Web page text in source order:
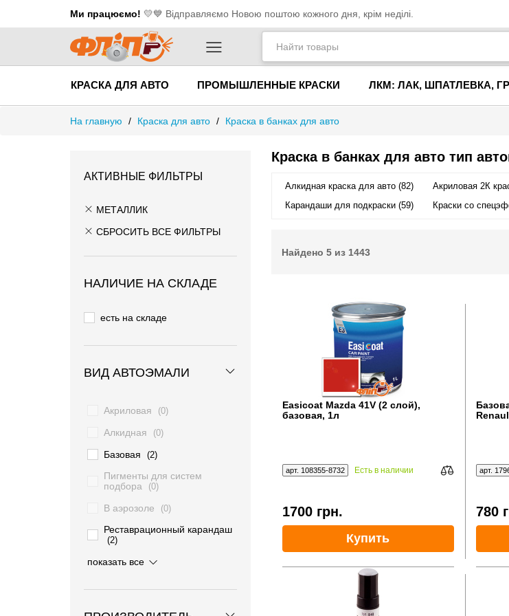
Ми працюємо! 💛​💙 Відправляємо Новою поштою кожного дня, крім неділі.
КРАСКА ДЛЯ АВТО ПРОМЫШЛЕННЫЕ КРАСКИ ЛКМ: ЛАК, ШПАТЛЕВКА,
На главную / Краска для авто / Краска в банках для авто
АКТИВНЫЕ ФИЛЬТРЫ
МЕТАЛЛИК
СБРОСИТЬ ВСЕ ФИЛЬТРЫ
НАЛИЧИЕ НА СКЛАДЕ
есть на складе
ВИД АВТОЭМАЛИ
Акриловая (0)
Алкидная (0)
Базовая (2)
Пигменты для систем
подбора
(0)
В аэрозоле (0)
Реставрационный карандаш
(2)
Жаростойкая
Нитросинтетическая
показать все
Краска в банках для авто тип
Алкидная краска для авто (82) Акриловая 2К
Карандаши для подкраски (59)
Краски со
Найдено 5из 1443
Easicoat Mazda 41V (2 слой),
базовая, 1л
арт. 108355-8732 Есть в наличии
1700 грн.
Купить
арт.
780